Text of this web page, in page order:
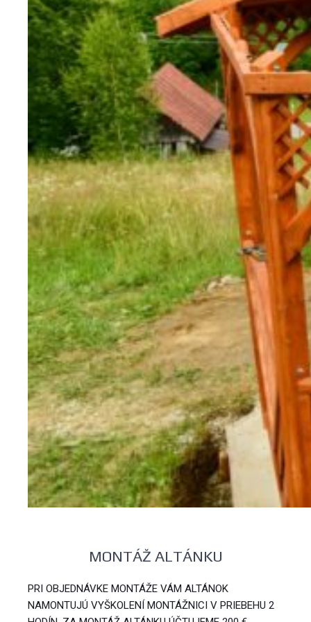
MONTÁŽ ALTÁNKU
PRI OBJEDNÁVKE MONTÁŽE VÁM ALTÁNOK
NAMONTUJÚ VYŠKOLENÍ MONTÁŽNICI V PRIEBEHU 2